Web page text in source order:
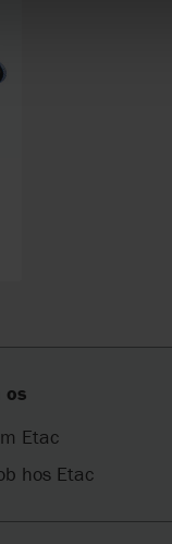
os
Etac
hos Etac